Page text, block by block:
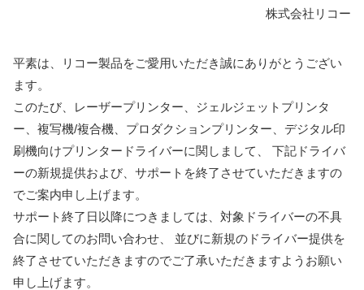
株式会社リコー
平素は、リコー製品をご愛用いただき誠にありがとうござい
ます。
このたび、レーザープリンター、ジェルジェットプリンタ
ー、複写機/複合機、プロダクションプリンター、デジタル印
刷機向けプリンタードライバーに関しまして、 下記ドライバ
ーの新規提供および、サポートを終了させていただきますの
でご案内申し上げます。
サポート終了日以降につきましては、対象ドライバーの不具
合に関してのお問い合わせ、 並びに新規のドライバー提供を
終了させていただきますのでご了承いただきますようお願い
申し上げます。